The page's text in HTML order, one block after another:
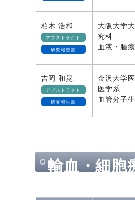
柏木 浩和
アブストラクト
研究報告書
大阪大学
究科
血液・腫
吉岡 和晃
アブストラクト
研究報告書
金沢大学
医学系
血管分子
輸血・細胞